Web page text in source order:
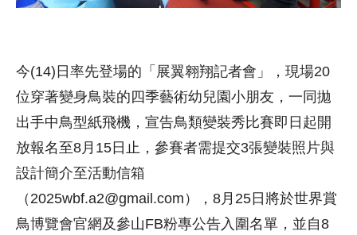
今(14)日率先登場的「展翼翱翔記者會」，現場20
位穿著變身鳥裝的四季藝術幼兒園小朋友，一同拋
出手中鳥型紙飛機，宣告鳥類變裝秀比賽即日起開
放報名至8月15日止，參賽者需提交3張變裝照片與
設計簡介至活動信箱
（2025wbf.a2@gmail.com），8月25日將於世界賞
鳥博覽會官網及參山FB粉專公告入圍名單，並自8